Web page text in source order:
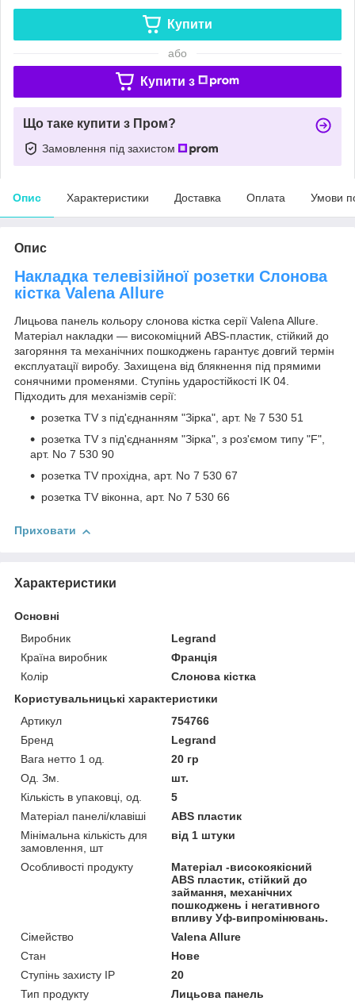
Купити
або
Купити з
Що таке купити з Пром?
Замовлення під захистом
Опис Характеристики Доставка Оплата Умови
Опис
Накладка телевізійної розетки Слонова
кістка Valena Allure
Лицьова панель кольору слонова кістка серії Valena Allure.
Матеріал накладки — високоміцний ABS-пластик, стійкий до
загоряння та механічних пошкоджень гарантує довгий термін
експлуатації виробу. Захищена від блякнення під прямими
сонячними променями. Ступінь ударостійкості IK 04.
Підходить для механізмів серії:
розетка TV з під'єднанням "Зірка", арт. № 7 530 51
розетка ТV з під'єднанням "Зірка", з роз'ємом типу "F",
арт. No 7 530 90
розетка TV прохідна, арт. No 7 530 67
розетка TV віконна, арт. No 7 530 66
Приховати
Характеристики
Основні
Виробник
Legrand
Країна виробник
Франція
Колір
Слонова кістка
Користувальницькі характеристики
Артикул
754766
Бренд
Legrand
Вага нетто 1 од.
20 гр
Од. Зм.
шт.
Кількість в упаковці, од.
5
Матеріал панелі/клавіші
ABS пластик
Мінімальна кількість для
замовлення, шт
від 1 штуки
Особливості продукту
Матеріал -високоякісний
ABS пластик, стійкий до
займання, механічних
пошкоджень і негативного
впливу Уф-випромінювань.
Сімейство
Valena Allure
Стан
Нове
Ступінь захисту IP
20
Тип продукту
Лицьова панель